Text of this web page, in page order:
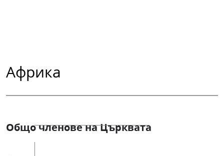
Африка
Общо членове на Църквата